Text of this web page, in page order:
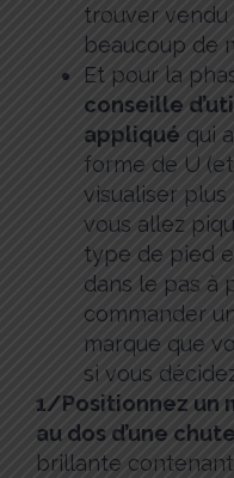
trouver vendu
beaucoup de
Et pour la
conseille
appliqué qui
forme de U
visualiser plus
vous allez
type de pied
dans le pas à
commander
marque que
si vous
1/Positionnez un
au dos d’une
brillante